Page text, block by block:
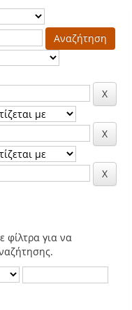
φίλτρα για να